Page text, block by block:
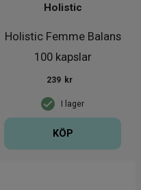
Holistic Femme Balans
100 kapslar
Holistic
I lager
239 kr
KÖP